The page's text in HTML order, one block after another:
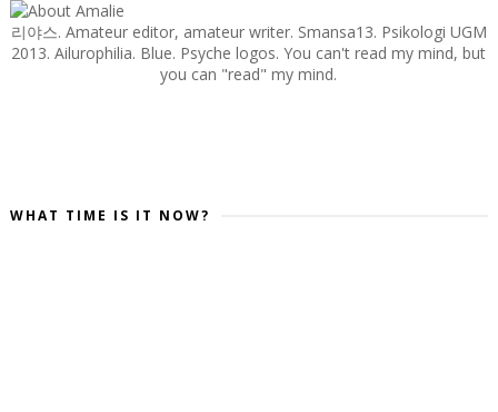
리야스. Amateur editor, amateur writer. Smansa13. Psikologi UGM
2013. Ailurophilia. Blue. Psyche logos. You can't read my mind, but
you can "read" my mind.
WHAT TIME IS IT NOW?